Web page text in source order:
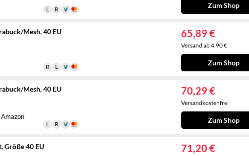
Zum Shop
Mesh, 40 EU 65,89 €
Versand ab 4,90 €
Zum Shop
Mesh, 40 EU 70,29 €
Versandkostenfrei
Zum Shop
Größe 40 EU 71,20 €